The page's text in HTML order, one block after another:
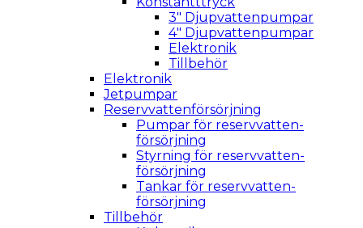
3″ Djupvattenpumpar
4″ Djupvattenpumpar
Elektronik
Tillbehör
Elektronik
Jetpumpar
Reservvattenförsörjning
Pumpar för reservvatten­
försörjning
Styrning för reservvatten­
försörjning
Tankar för reservvatten­
försörjning
Tillbehör